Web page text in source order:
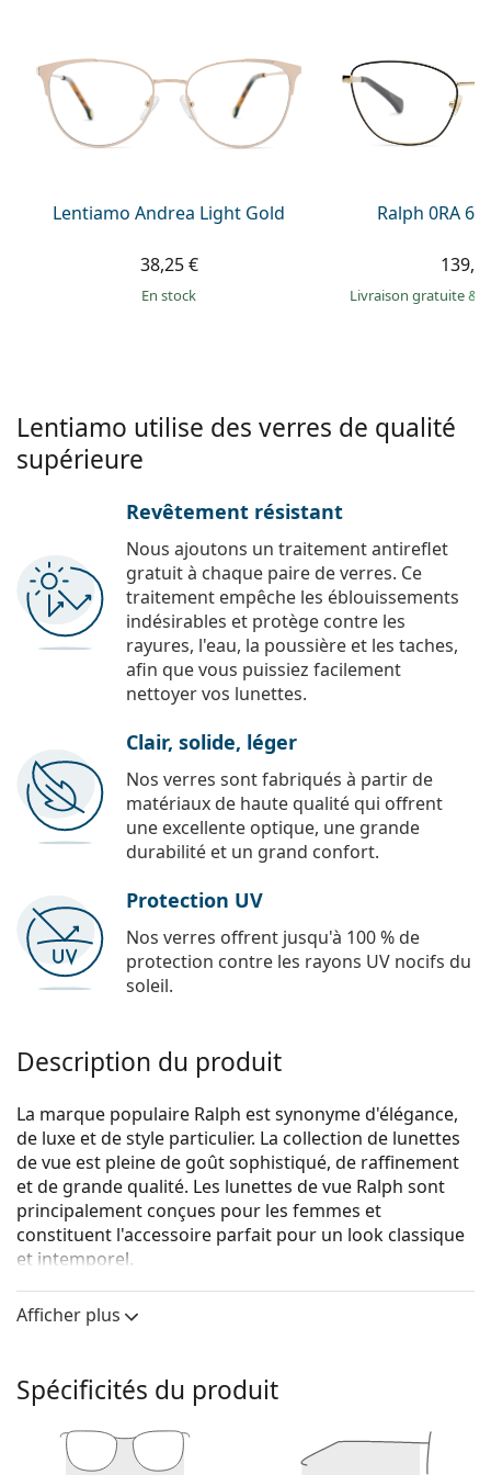
Prada
Toutes les marques
Lentiamo Andrea Light Gold
38,25 €
en stock
Ralph 0RA
Livraison gratuite&
Lentiamo utilise des verres de qualité
supérieure
Revêtement résistant
Nous ajoutons un traitement antireflet
gratuit à chaque paire de verres. Ce
traitement empêche les éblouissements
indésirables et protège contre les
rayures, l'eau, la poussière et les taches,
afin que vous puissiez facilement
nettoyer vos lunettes.
Clair, solide, léger
Nos verres sont fabriqués à partir de
matériaux de haute qualité qui offrent
une excellente optique, une grande
durabilité et un grand confort.
Protection UV
Nos verres offrent jusqu'à 100 % de
protection contre les rayons UV nocifs du
soleil.
Description du produit
La marque populaire Ralph est synonyme d'élégance,
de luxe et de style particulier. La collection de lunettes
de vue est pleine de goût sophistiqué, de raffinement
et de grande qualité. Les lunettes de vue Ralph sont
principalement conçues pour les femmes et
constituent l'accessoire parfait pour un look classique
et intemporel.
Ralph 0RA 6047 9358 54sont des lunettes pour
femmes.
La couleur dorée de la monture s'accorde
châtain foncé.
Les montures Cat Eye sont un choix idéal pour celles
Afficher plus
Spécificités du produit